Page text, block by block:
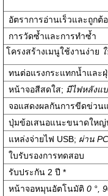
อัตราการอ่านเร็วและถูกต้
การวัดซ้ำและการทำซ้ำ
โครงสร้างเมนูใช้งานง่าย
ทนต่อแรงกระแทกน้ำและ
หน้าจอสีสดใส; มีไฟหลังแ
จอแสดงผลกันการขีดข่วน
ปุ่มข้อเสนอแนะขนาดใหญ่
แหล่งจ่ายไฟ USB; ผ่าน PC
ใบรับรองการทดสอบ
รับประกัน 2 ปี *
หน้าจอหมุนอัตโนมัติ 0 °,